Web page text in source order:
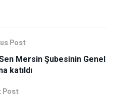
Post
Mersin Şubesinin Genel
katıldı
Post